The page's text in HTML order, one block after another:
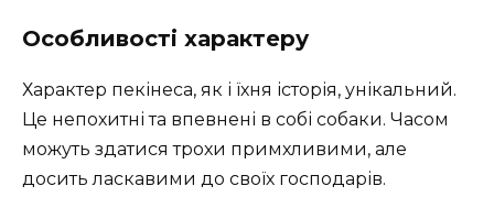
Особливості характеру
Характер пекінеса, як і їхня історія, унікальний.
Це непохитні та впевнені в собі собаки. Часом
можуть здатися трохи примхливими, але
досить ласкавими до своїх господарів.